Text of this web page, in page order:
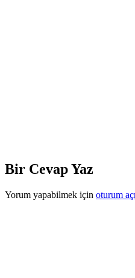
Bir Cevap Yaz
Yorum yapabilmek için oturum